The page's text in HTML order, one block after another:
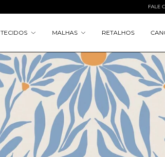
FALE
TECIDOS MALHAS RETALHOS